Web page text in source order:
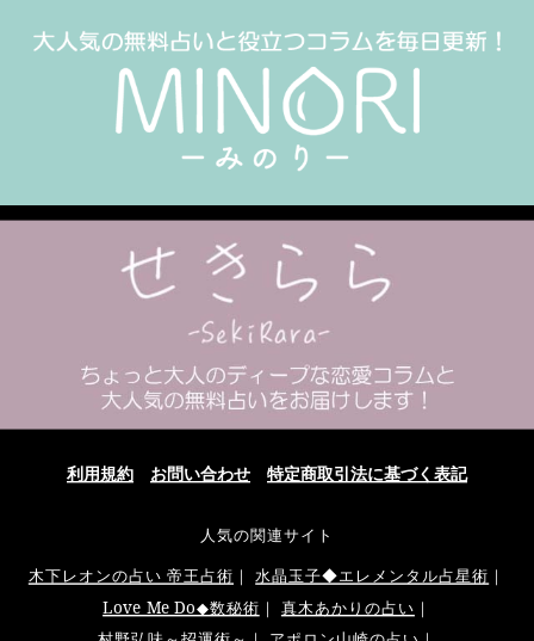
利用規約 お問い合わせ 特定商取引法に基づく表記
人気の関連サイト
木下レオンの占い 帝王占術 ｜水晶玉子◆エレメンタル占星術 ｜
Love Me Do◆数秘術 ｜ 真木あかりの占い ｜